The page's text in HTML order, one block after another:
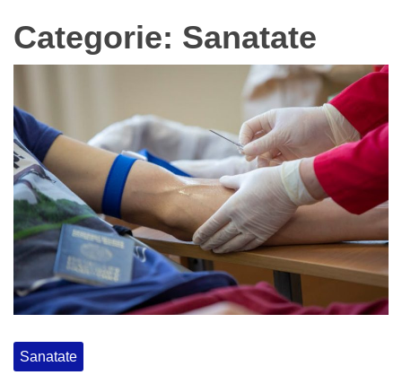
Categorie: Sanatate
Sanatate